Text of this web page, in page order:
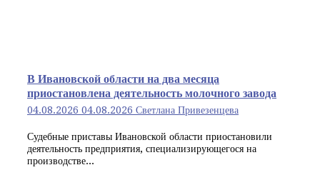
В Ивановской области на два месяца
приостановлена деятельность молочного завода
04.08.2026 04.08.2026 Светлана Привезенцева
Судебные приставы Ивановской области приостановили
деятельность предприятия, специализирующегося на
производстве...